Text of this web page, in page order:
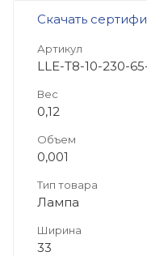
Скачать
Артикул
LLE-T8-10-230-
Вес
0,12
Объем
0,001
Тип товара
Лампа
Ширина
33